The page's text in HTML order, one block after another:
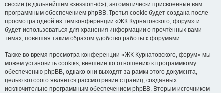
сессии (в дальнейшем «session-id»), автоматически присвоенные вам
программным обеспечением phpBB. Третья cookie будет создана после
просмотра одной из тем конференции «ЖК Курнатовского, форум» и
будет использоваться для хранения информации о прочтённых вами
темах, повышая таким образом удобство работы с форумами.
Также во время просмотра конференции «ЖК Курнатовского, форум» мы
можем установить cookies, внешние по отношению к программному
обеспечению phpBB, однако они выходят за рамки этого документа,
целью которого является рассмотрение страниц, созданных
исключительно программным обеспечением phpBB. Вторым источником